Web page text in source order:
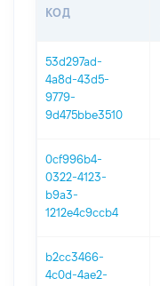
КОД
53d297ad-
4a8d-43d5-
9779-
9d475bbe3510
0cf996b4-
0322-4123-
b9a3-
1212e4c9ccb4
b2cc3466-
4c0d-4ae2-